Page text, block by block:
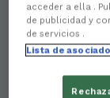
acceder a ella .
de publicidad y
de servicios .
Lista de